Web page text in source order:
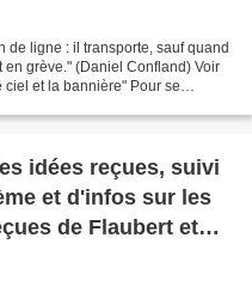
de ligne : il transporte, sauf quand
grève." (Daniel Confland) Voir
et la bannière" Pour se
idées reçues, suivi
et d'infos sur les
de Flaubert et